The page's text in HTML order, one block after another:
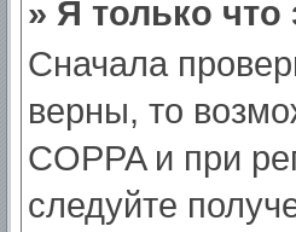
» Я только что
Сначала
верны, то
COPPA и при
следуйте